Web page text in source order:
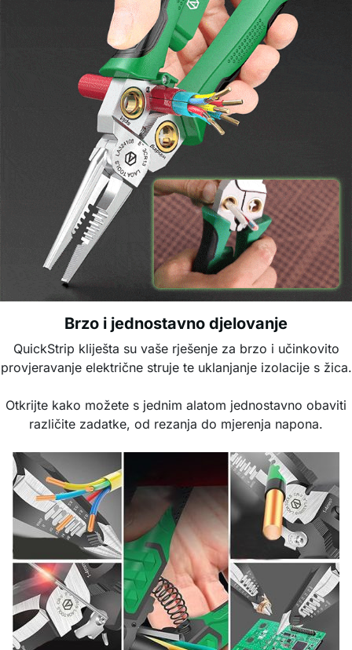
Brzo i jednostavno djelovanje
QuickStrip kliješta su vaše rješenje za brzo i učinkovito
provjeravanje električne struje te uklanjanje izolacije s žica.
Otkrijte kako možete s jednim alatom jednostavno obaviti
različite zadatke, od rezanja do mjerenja napona.